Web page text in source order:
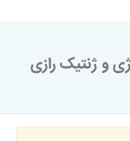
و ژنتیک رازی